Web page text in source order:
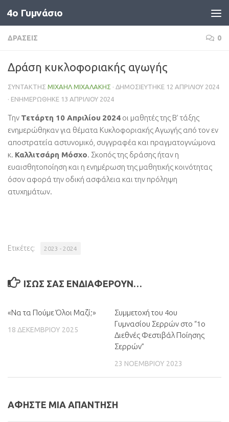
Skip to content
4o Γυμνάσιο
ΔΡΆΣΕΙΣ 0
Δράση κυκλοφοριακής αγωγής
ΣΥΝΤΆΚΤΗΣ ΜΙΧΑΉΛ ΜΙΧΑΛΆΚΗΣ · ΔΗΜΟΣΙΕΎΤΗΚΕ 12 ΑΠΡΙΛΊΟΥ 2024
· ΕΝΗΜΕΡΏΘΗΚΕ 13 ΑΠΡΙΛΊΟΥ 2024
Την Τετάρτη 10 Απριλίου 2024 οι μαθητές της Β’ τάξης
ενημερώθηκαν για θέματα Κυκλοφοριακής Αγωγής από τον εν
αποστρατεία αστυνομικό, συγγραφέα και πραγματογνώμονα
κ. Καλλιτσάρη Μόσχο. Σκοπός της δράσης ήταν η
ευαισθητοποίηση και η ενημέρωση της μαθητικής κοινότητας
όσον αφορά την οδική ασφάλεια και την πρόληψη
ατυχημάτων.
Ετικέτες: 2023 - 2024
ΊΣΩΣ ΣΑΣ ΕΝΔΙΑΦΈΡΟΥΝ…
«Να τα Πούμε Όλοι Μαζί;»
18 ΔΕΚΕΜΒΡΊΟΥ 2025
Συμμετοχή του 4ου
Γυμνασίου Σερρών στο “1ο
Διεθνές Φεστιβάλ Ποίησης
Σερρών”
23 ΝΟΕΜΒΡΊΟΥ 2023
ΑΦΉΣΤΕ ΜΙΑ ΑΠΆΝΤΗΣΗ